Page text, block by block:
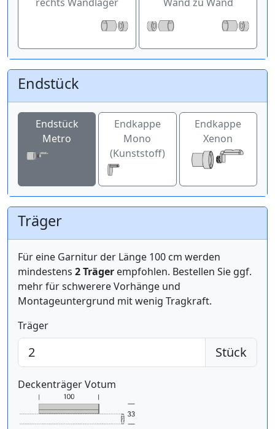
Endstück
Endstück
Metro
Endkappe
Mono
(Kunststoff)
Endkappe
Xenon
Träger
Für eine Garnitur der Länge 100 cm werden
mindestens 2 Träger empfohlen. Bestellen Sie ggf.
mehr für schwerere Vorhänge und
Montageuntergrund mit wenig Tragkraft.
Träger
Stück
Deckenträger Votum